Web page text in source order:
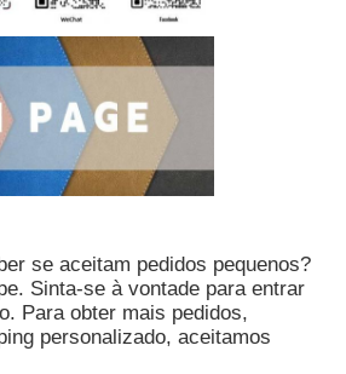
se aceitam pedidos pequenos?
Sinta-se à vontade para entrar
Para obter mais pedidos,
personalizado, aceitamos